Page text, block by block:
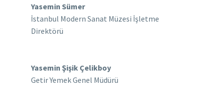
Yasemin Sümer
İstanbul Modern Sanat Müzesi İşletme
Direktörü
Yasemin Şişik Çelikboy
Getir Yemek Genel Müdürü